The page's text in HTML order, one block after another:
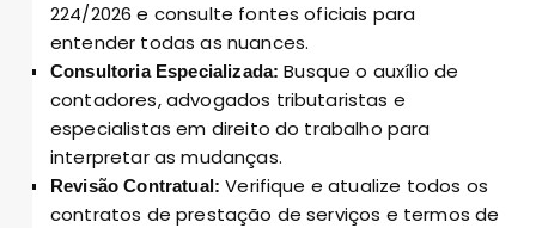
224/2026 e consulte fontes oficiais para
entender todas as nuances.
Consultoria Especializada: Busque o auxílio de
contadores, advogados tributaristas e
especialistas em direito do trabalho para
interpretar as mudanças.
Revisão Contratual: Verifique e atualize todos os
contratos de prestação de serviços e termos de